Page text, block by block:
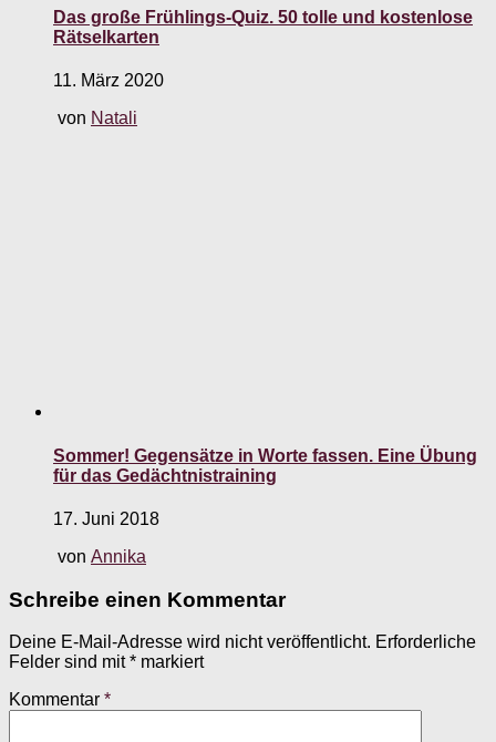
Das große Frühlings-Quiz. 50 tolle und kostenlose
Rätselkarten
11. März 2020
von Natali
Sommer! Gegensätze in Worte fassen. Eine Übung
für das Gedächtnistraining
17. Juni 2018
von Annika
Schreibe einen Kommentar
Deine E-Mail-Adresse wird nicht veröffentlicht. Erforderliche
Felder sind mit* markiert
Kommentar *